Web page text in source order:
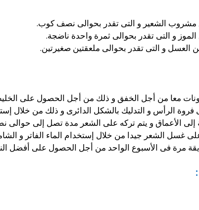
مشروب الشعير و التى تقدر بحوالى نصف كوب.
و التى تقدر بحوالى ثمرة واحدة ناضجة.
العسل و التى تقدر بحوالى ملعقتين صغيرتين.
معا من أجل الخفق و ذلك من أجل الحصول على
إلى الأعماق و يتم تركه على الشعر مدة تصل إلى
على غسل الشعر جيدا من خلال إستخدام الماء الفاتر و
مرة فى الأسبوع الواحد من أجل الحصول على أفضل